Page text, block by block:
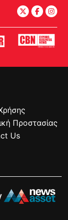
Προστασίας
Us